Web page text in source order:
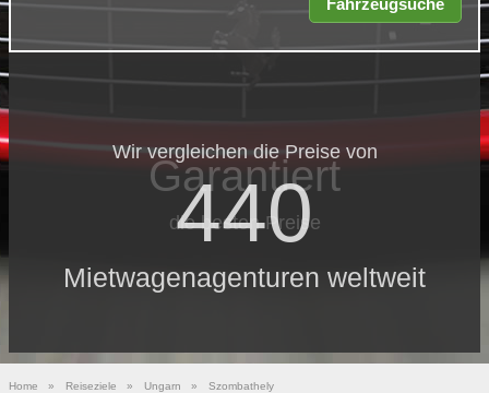
Wir vergleichen die Preise von
440
Mietwagenagenturen weltweit
Garantiert
die besten Preise
Home » Reiseziele » Ungarn » Szombathely